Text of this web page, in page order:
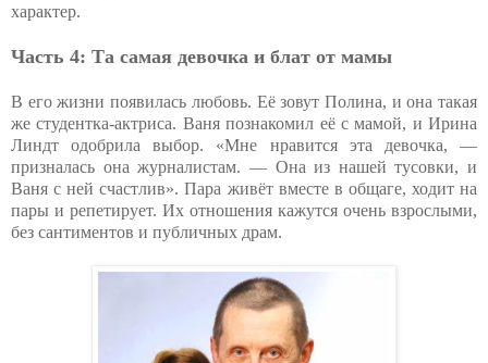
характер.
Часть 4: Та самая девочка и блат от мамы
В его жизни появилась любовь. Её зовут Полина, и она такая
же студентка-актриса. Ваня познакомил её с мамой, и Ирина
Линдт одобрила выбор. «Мне нравится эта девочка, —
призналась она журналистам. — Она из нашей тусовки, и
Ваня с ней счастлив». Пара живёт вместе в общаге, ходит на
пары и репетирует. Их отношения кажутся очень взрослыми,
без сантиментов и публичных драм.